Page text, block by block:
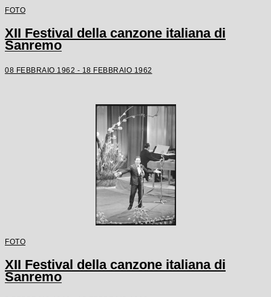
FOTO
XII Festival della canzone italiana di
Sanremo
08 FEBBRAIO 1962 - 18 FEBBRAIO 1962
FOTO
XII Festival della canzone italiana di
Sanremo